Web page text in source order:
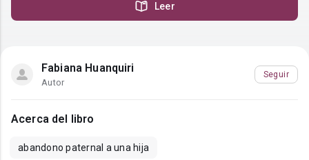
Leer
Fabiana Huanquiri
Autor
Seguir
Acerca del libro
abandono paternal a una hija